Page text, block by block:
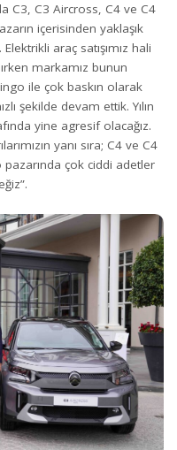
C3, C3 Aircross, C4 ve C4
içerisinden yaklaşık
araç satışımız hali
markamız bunun
ile çok baskın olarak
şekilde devam ettik. Yılın
yine agresif olacağız.
yanı sıra; C4 ve C4
çok ciddi adetler